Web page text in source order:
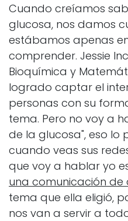
Cuando creíamos
glucosa, nos damos
estábamos apenas
comprender. Jessie
Bioquímica y
logrado captar el
personas con su
tema. Pero no voy a
de la glucosa", eso lo
cuando veas sus
que voy a hablar yo
una comunicación
tema que ella eligió,
nos van a servir a